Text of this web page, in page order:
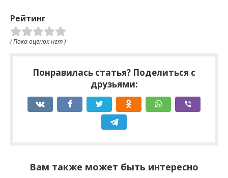
Рейтинг
( Пока оценок нет )
Понравилась статья? Поделиться с
друзьями:
Вам также может быть интересно